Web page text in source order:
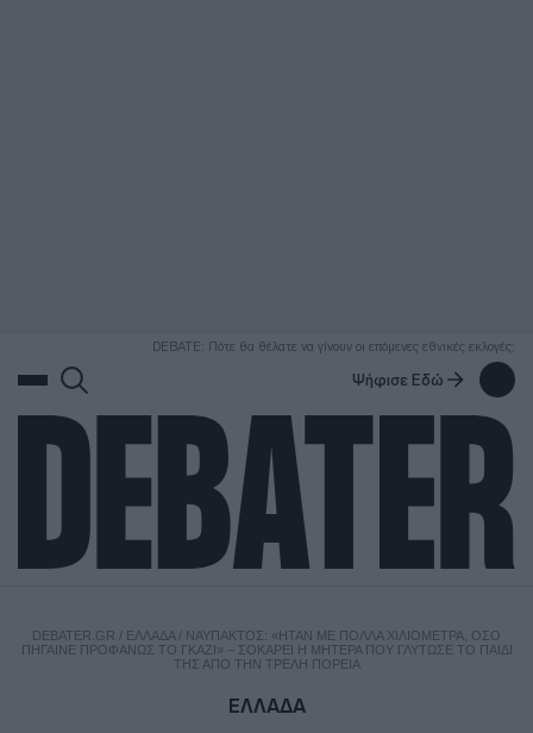
DEBATE: Πότε θα θέλατε να γίνουν οι επόμενες εθνικές εκλογές;
Ψήφισε Εδώ
DEBATER.GR / ΕΛΛΑΔΑ/ ΝΑΎΠΑΚΤΟΣ: «ΉΤΑΝ ΜΕ ΠΟΛΛΆ ΧΙΛΙΌΜΕΤΡΑ, ΌΣΟ
ΠΉΓΑΙΝΕ ΠΡΟΦΑΝΏΣ ΤΟ ΓΚΆΖΙ» – ΣΟΚΆΡΕΙ Η ΜΗΤΈΡΑ ΠΟΥ ΓΛΎΤΩΣΕ ΤΟ ΠΑΙΔΊ
ΤΗΣ ΑΠΌ ΤΗΝ ΤΡΕΛΉ ΠΟΡΕΊΑ
ΕΛΛΑΔΑ